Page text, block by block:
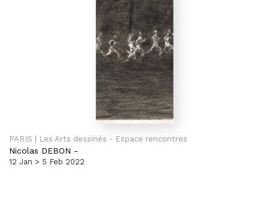
PARIS | Les Arts dessinés - Espace rencontres
Nicolas DEBON -
12 Jan > 5 Feb 2022